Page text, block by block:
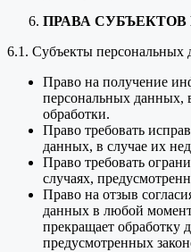
ПРАВА
6.1. Субъекты
Право на получение
персональных данных,
обработки.
Право требовать
данных, в случае их
Право требовать
случаях,
Право на отзыв
данных в любой
прекращает обработку
предусмотренных